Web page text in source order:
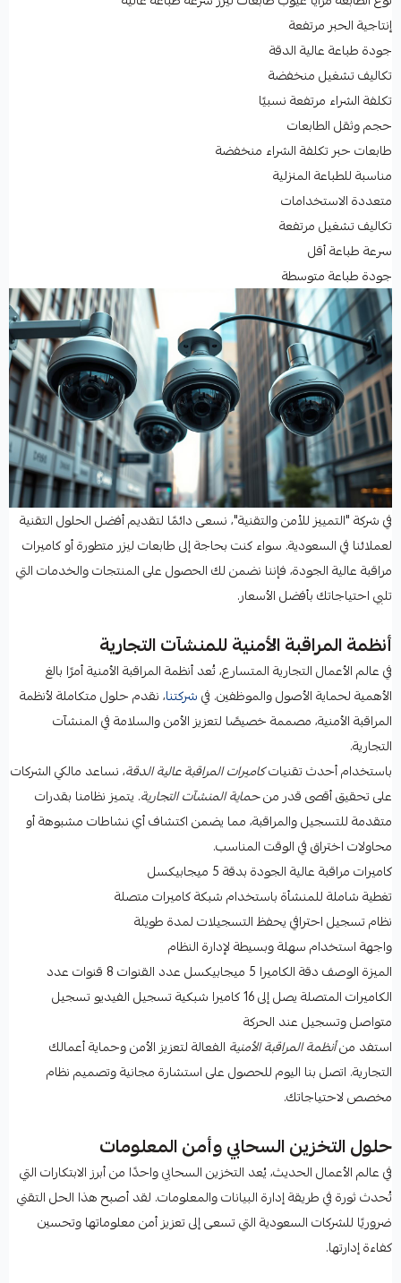
إنتاجية الحبر مرتفعة
جودة طباعة عالية الدقة
تكاليف تشغيل منخفضة
تكلفة الشراء مرتفعة نسبيًا
حجم وثقل الطابعات
طابعات حبر تكلفة الشراء منخفضة
مناسبة للطباعة المنزلية
متعددة الاستخدامات
تكاليف تشغيل مرتفعة
سرعة طباعة أقل
جودة طباعة متوسطة
في شركة "التمييز للأمن والتقنية"، نسعى دائمًا لتقديم أفضل الحلول التقنية
لعملائنا في السعودية. سواء كنت بحاجة إلى طابعات ليزر متطورة أو كاميرات
مراقبة عالية الجودة، فإننا نضمن لك الحصول على المنتجات والخدمات التي
تلبي احتياجاتك بأفضل الأسعار.
أنظمة المراقبة الأمنية للمنشآت التجارية
في عالم الأعمال التجارية المتسارع، تُعد أنظمة المراقبة الأمنية أمرًا بالغ
الأهمية لحماية الأصول والموظفين. فيشركتنا، نقدم حلول متكاملة لأنظمة
المراقبة الأمنية، مصممة خصيصًا لتعزيز الأمن والسلامة في المنشآت
التجارية.
باستخدام أحدث تقنياتكاميرات المراقبة عالية الدقة، نساعد مالكي الشركات
على تحقيق أقصى قدر منحماية المنشآت التجارية. يتميز نظامنا بقدرات
متقدمة للتسجيل والمراقبة، مما يضمن اكتشاف أي نشاطات مشبوهة أو
محاولات اختراق في الوقت المناسب.
كاميرات مراقبة عالية الجودة بدقة 5 ميجابيكسل
تغطية شاملة للمنشأة باستخدام شبكة كاميرات متصلة
نظام تسجيل احترافي يحفظ التسجيلات لمدة طويلة
واجهة استخدام سهلة وبسيطة لإدارة النظام
الميزة الوصف دقة الكاميرا 5 ميجابيكسل عدد القنوات 8 قنوات عدد
الكاميرات المتصلة يصل إلى 16 كاميرا شبكية تسجيل الفيديو تسجيل
متواصل وتسجيل عند الحركة
استفد منأنظمة المراقبة الأمنية الفعالة لتعزيز الأمن وحماية أعمالك
التجارية. اتصل بنا اليوم للحصول على استشارة مجانية وتصميم نظام
مخصص لاحتياجاتك.
حلول التخزين السحابي وأمن المعلومات
في عالم الأعمال الحديث، يُعد التخزين السحابي واحدًا من أبرز الابتكارات التي
تُحدث ثورة في طريقة إدارة البيانات والمعلومات. لقد أصبح هذا الحل التقني
ضروريًا للشركات السعودية التي تسعى إلى تعزيز أمن معلوماتها وتحسين
كفاءة إدارتها.